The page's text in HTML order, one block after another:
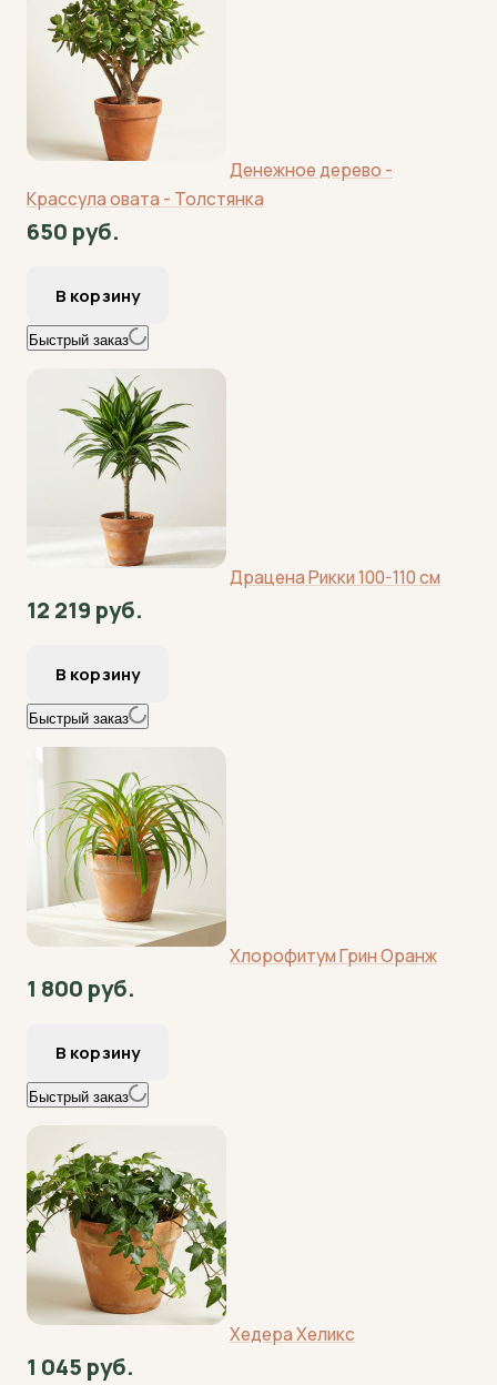
Денежное дерево -
Крассула овата - Толстянка
650 руб.
Быстрый заказ
Драцена Рикки 100-110 см
12 219 руб.
Быстрый заказ
Хлорофитум Грин Оранж
1 800 руб.
Быстрый заказ
Хедера Хеликс
1 045 руб.